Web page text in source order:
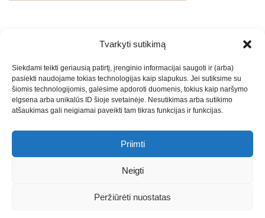
Tvarkyti sutikimą
Siekdami teikti geriausią patirtį, įrenginio informacijai saugoti ir (arba)
pasiekti naudojame tokias technologijas kaip slapukus. Jei sutiksime su
šiomis technologijomis, galėsime apdoroti duomenis, tokius kaip naršymo
elgsena arba unikalūs ID šioje svetainėje. Nesutikimas arba sutikimo
atšaukimas gali neigiamai paveikti tam tikras funkcijas ir funkcijas.
Priimti
Neigti
Peržiūrėti nuostatas
PASLAUGOS. SEO tekstų rašymas, turinio kūrimas,
straipsnių rašymas ir talpinimas į mūsų valdomas
svetaines.2026Armijai.LTTheme: Express News ByAdore
Themes.
Marketingo agentūra -Teisinės
-Saulius Narbutas
Regionų naujienos-